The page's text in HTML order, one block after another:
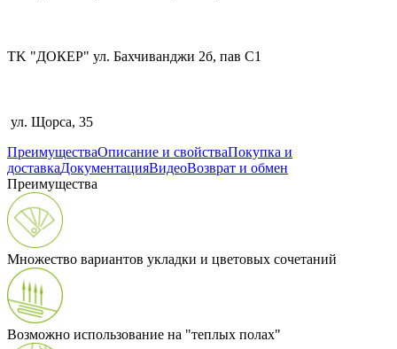
TK "ДОКЕР" ул. Бахчиванджи 2б, пав С1
ул. Щорса, 35
ПреимуществаОписание и свойстваПокупка и
доставкаДокументацияВидеоВозврат и обмен
Преимущества
Множество вариантов укладки и цветовых сочетаний
Возможно использование на "теплых полах"